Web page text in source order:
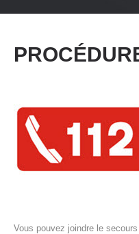
Vous pouvez joindre le